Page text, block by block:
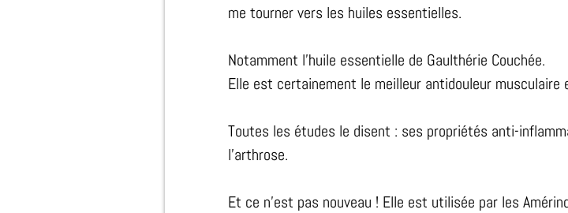
me tourner vers les huiles essentielles.
Notamment l’huile essentielle de Gaulthérie Couchée.
Elle est certainement le meilleur antidouleur
Toutes les études le disent : ses propriétés anti-
l’arthrose.
Et ce n’est pas nouveau ! Elle est utilisée par les